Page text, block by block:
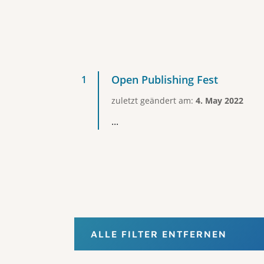
Open Publishing Fest
zuletzt geändert am: 4. May 2022
...
ALLE FILTER ENTFERNEN